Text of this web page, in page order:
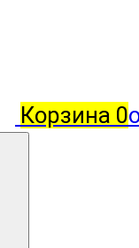
Корзина 0